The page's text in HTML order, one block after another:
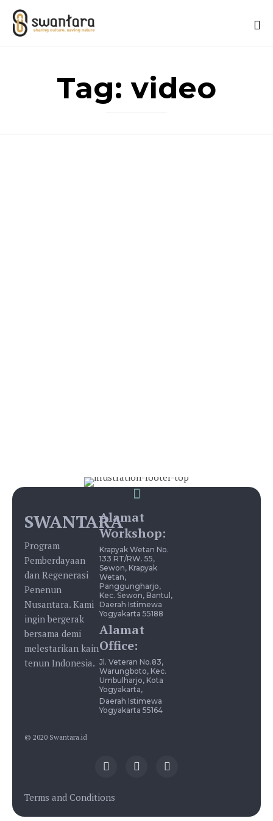
Tag:video
SWANTARA
Program
Pemberdayaan
dan Regenerasi
Penenun
Nusantara. Kami
ingin bergerak
bersama demi
melestarikan kain
tenun Indonesia.
Alamat
Workshop:
Krapyak Wetan No.
133 RT/RW. 55,
Sewon, Krapyak
Wetan,
Panggungharjo,
Kec. Sewon, Bantul,
Daerah Istimewa
Yogyakarta 55188
Alamat
Office:
Jl. Veteran No.83,
Warungboto, Kec.
Umbulharjo, Kota
Yogyakarta,
Daerah Istimewa
Yogyakarta 55164
© 2020 Swantara.id
Terms and Conditions